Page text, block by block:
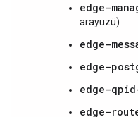
edge-
arayüzü)
edge-
edge-
edge-
edge-